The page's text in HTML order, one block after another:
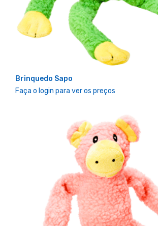
Brinquedo Sapo
Faça o login para ver os preços